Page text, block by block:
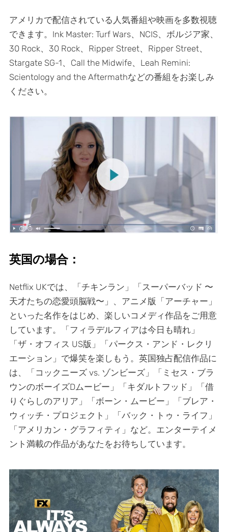
アメリカで配信されている人気番組や映画を多数視聴
できます。Ink Master: Turf Wars、NCIS、ボルジア家、
30 Rock、30 Rock、Ripper Street、Ripper Street、
Stargate SG-1、Call the Midwife、Leah Remini:
Scientology and the Aftermathなどの番組をお楽しみ
ください。
英国の場合：
Netflix UKでは、「チキンラン」「スーパーバッド 〜
天才たちの恋愛頭脳戦〜」、アニメ版「アーチャー」
といった名作をはじめ、楽しいコメディ作品をご用意
しています。「フィラデルフィアは今日も晴れ」
「ザ・オフィス US版」「パークス・アンド・レクリ
エーション」で爆笑を楽しもう。英国独占配信作品に
は、「コックニーズ vs. ゾンビーズ」「ミセス・ブラ
ウンのボーイズDムービー」「キダルトフッド」「借
りぐらしのアリア」「ボーン・ムービー」「ブレア・
ウィッチ・プロジェクト」「バック・トゥ・ライフ」
「アメリカン・グラフィティ」など。エンターテイメ
ント満載の作品があなたをお待ちしています。